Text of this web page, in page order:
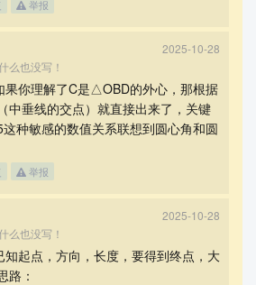
举报
2025-10-28
么也没写！
果你理解了C是△OBD的外心，那根据
中垂线的交点）就直接出来了，关键
种敏感的数值关系联想到圆心角和圆
举报
2025-10-28
么也没写！
知起点，方向，长度，要得到终点，大
路：